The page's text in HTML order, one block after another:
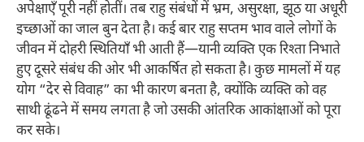
अपेक्षाएँ पूरी नहीं होतीं। तब राहु संबंधों में भ्रम, असुरक्षा, झूठ या अधूरी
इच्छाओं का जाल बुन देता है। कई बार राहु सप्तम भाव वाले लोगों के
जीवन में दोहरी स्थितियाँ भी आती हैं—यानी व्यक्ति एक रिश्ता निभाते
हुए दूसरे संबंध की ओर भी आकर्षित हो सकता है। कुछ मामलों में यह
योग “देर से विवाह” का भी कारण बनता है, क्योंकि व्यक्ति को वह
साथी ढूंढने में समय लगता है जो उसकी आंतरिक आकांक्षाओं को पूरा
कर सके।